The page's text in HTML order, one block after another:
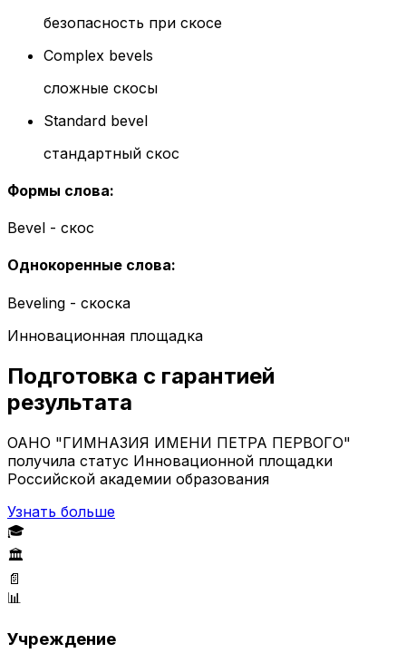
безопасность при скосе
Complex bevels
сложные скосы
Standard bevel
стандартный скос
Формы слова:
Bevel - скос
Однокоренные слова:
Beveling - скоска
Инновационная площадка
Подготовка с гарантией
результата
ОАНО "ГИМНАЗИЯ ИМЕНИ ПЕТРА ПЕРВОГО"
получила статус Инновационной площадки
Российской академии образования
Узнать больше
🎓
🏛️
📄
📊
Учреждение